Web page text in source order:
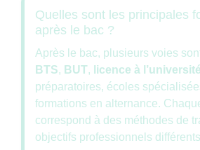
Quelles sont les principales
après le bac ?
Après le bac, plusieurs voies
BTS, BUT, licence à l’université
préparatoires, écoles
formations en alternance.
correspond à des méthodes de
objectifs professionnels